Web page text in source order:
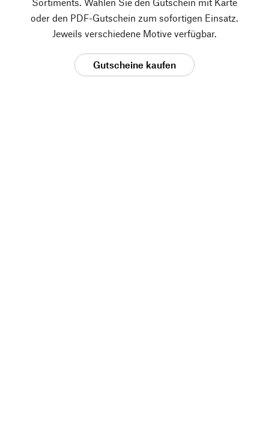
oder den PDF-Gutschein zum sofortigen Einsatz.
Jeweils verschiedene Motive verfügbar.
Gutscheine kaufen